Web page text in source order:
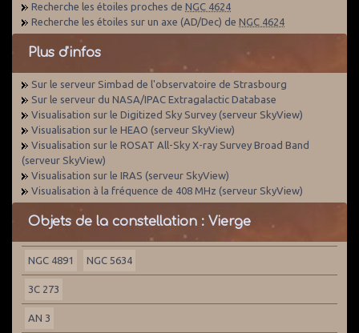
Recherche les étoiles proches de NGC 4624
Recherche les étoiles sur un axe (AD/Dec) de NGC 4624
Plus d'infos
Sur le serveur Simbad de l'observatoire de Strasbourg
Sur le serveur du NASA/IPAC Extragalactic Database
Visualisation sur le Digitized Sky Survey (serveur SkyView)
Visualisation sur le HEAO (serveur SkyView)
Visualisation sur le ROSAT All-Sky X-ray Survey Broad Band
(serveur SkyView)
Visualisation sur le IRAS (serveur SkyView)
Visualisation à la fréquence de 408 MHz (serveur SkyView)
Objets de la constellation : Vierge
NGC 4891 NGC 5634
3C 273
AN 3